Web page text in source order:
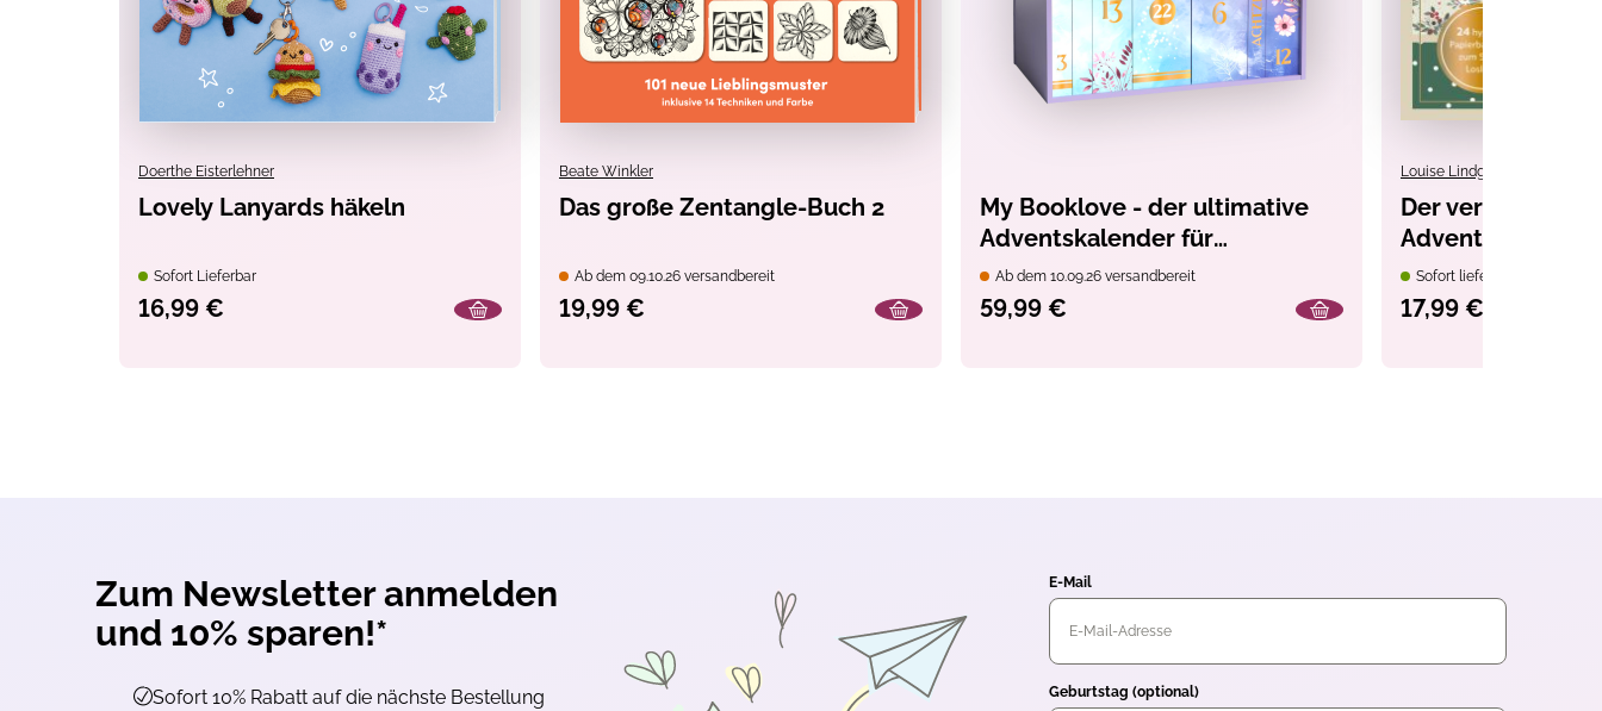
Doerthe Eisterlehner
Lovely Lanyards häkeln
Sofort Lieferbar
16,99 €
Beate Winkler
Das große Zentangle-Buch 2
Ab dem 09.10.26 versandbereit
19,99 €
My Booklove - der ultimative
Adventskalender für
Bücherfans
Ab dem 10.09.26 versandbereit
59,99 €
Louise Lindgrün
Der
Advent.
Ausschneiden,
Sofort lieferbar
17,99 €
Zum Newsletter anmelden
und 10% sparen!*
Sofort 10% Rabatt auf die nächste Bestellung
E-Mail
Geburtstag (optional)